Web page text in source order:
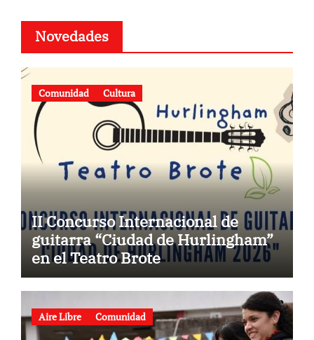
Novedades
Comunidad Cultura
II Concurso Internacional de
guitarra “Ciudad de Hurlingham”
en el Teatro Brote
Aire Libre Comunidad